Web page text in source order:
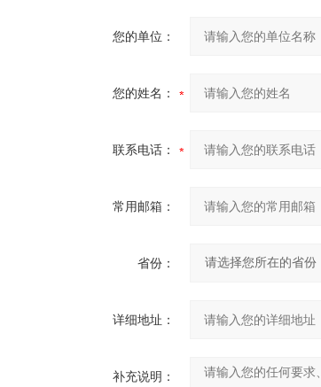
您的单位：
您的姓名：
联系电话：
常用邮箱：
省份：
详细地址：
补充说明：